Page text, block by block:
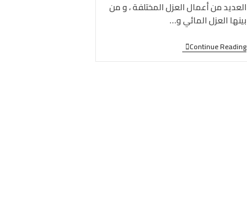
العديد من أعمال العزل المختلفة ، و من
بينها العزل المائي و…
Continue Reading